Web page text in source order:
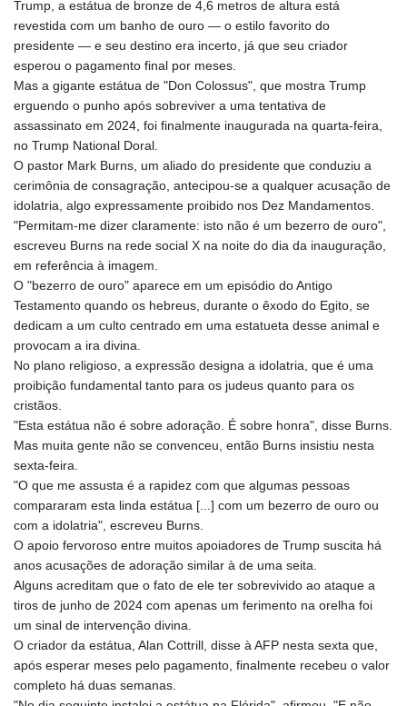
Trump, a estátua de bronze de 4,6 metros de altura está
revestida com um banho de ouro — o estilo favorito do
presidente — e seu destino era incerto, já que seu criador
esperou o pagamento final por meses.
Mas a gigante estátua de "Don Colossus", que mostra Trump
erguendo o punho após sobreviver a uma tentativa de
assassinato em 2024, foi finalmente inaugurada na quarta-feira,
no Trump National Doral.
O pastor Mark Burns, um aliado do presidente que conduziu a
cerimônia de consagração, antecipou-se a qualquer acusação de
idolatria, algo expressamente proibido nos Dez Mandamentos.
"Permitam-me dizer claramente: isto não é um bezerro de ouro",
escreveu Burns na rede social X na noite do dia da inauguração,
em referência à imagem.
O "bezerro de ouro" aparece em um episódio do Antigo
Testamento quando os hebreus, durante o êxodo do Egito, se
dedicam a um culto centrado em uma estatueta desse animal e
provocam a ira divina.
No plano religioso, a expressão designa a idolatria, que é uma
proibição fundamental tanto para os judeus quanto para os
cristãos.
"Esta estátua não é sobre adoração. É sobre honra", disse Burns.
Mas muita gente não se convenceu, então Burns insistiu nesta
sexta-feira.
"O que me assusta é a rapidez com que algumas pessoas
compararam esta linda estátua [...] com um bezerro de ouro ou
com a idolatria", escreveu Burns.
O apoio fervoroso entre muitos apoiadores de Trump suscita há
anos acusações de adoração similar à de uma seita.
Alguns acreditam que o fato de ele ter sobrevivido ao ataque a
tiros de junho de 2024 com apenas um ferimento na orelha foi
um sinal de intervenção divina.
O criador da estátua, Alan Cottrill, disse à AFP nesta sexta que,
após esperar meses pelo pagamento, finalmente recebeu o valor
completo há duas semanas.